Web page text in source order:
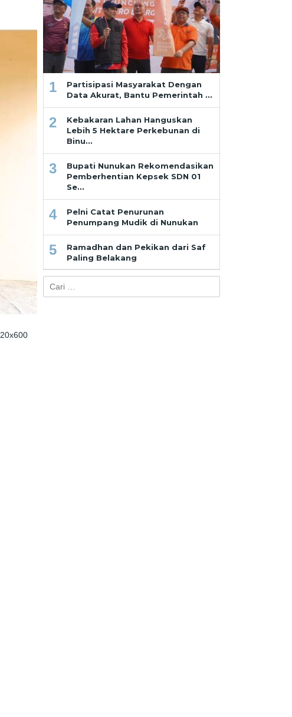
1
Partisipasi Masyarakat Dengan
Data Akurat, Bantu Pemerintah …
2
Kebakaran Lahan Hanguskan
Lebih 5 Hektare Perkebunan di
Binu…
3
Bupati Nunukan Rekomendasikan
Pemberhentian Kepsek SDN 01
Se…
4
Pelni Catat Penurunan
Penumpang Mudik di Nunukan
5
Ramadhan dan Pekikan dari Saf
Paling Belakang
untuk: